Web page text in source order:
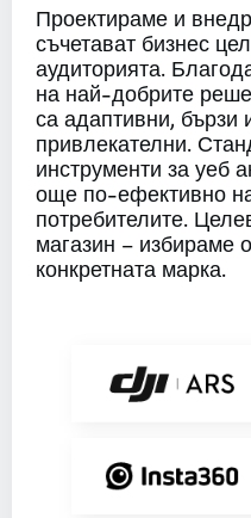
Проектираме и
съчетават бизнес
аудиторията.
на най-добрите
са адаптивни, бързи
привлекателни.
инструменти за уеб
още по-ефективно
потребителите.
магазин – избираме
конкретната марка.